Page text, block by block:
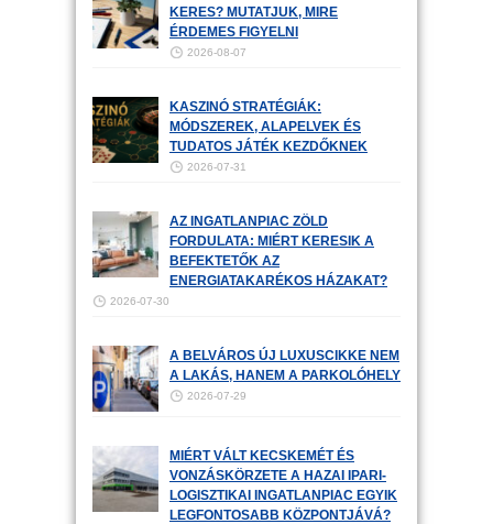
KERES? MUTATJUK, MIRE
ÉRDEMES FIGYELNI
2026-08-07
KASZINÓ STRATÉGIÁK:
MÓDSZEREK, ALAPELVEK ÉS
TUDATOS JÁTÉK KEZDŐKNEK
2026-07-31
AZ INGATLANPIAC ZÖLD
FORDULATA: MIÉRT KERESIK A
BEFEKTETŐK AZ
ENERGIATAKARÉKOS HÁZAKAT?
2026-07-30
A BELVÁROS ÚJ LUXUSCIKKE NEM
A LAKÁS, HANEM A PARKOLÓHELY
2026-07-29
MIÉRT VÁLT KECSKEMÉT ÉS
VONZÁSKÖRZETE A HAZAI IPARI-
LOGISZTIKAI INGATLANPIAC EGYIK
LEGFONTOSABB KÖZPONTJÁVÁ?